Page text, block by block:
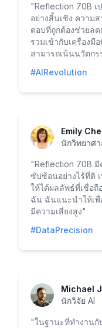
"Reflection 70B
อย่างสิ้นเชิง ความ
ตอบที่ถูกต้องช่วยลด
รวมเข้ากับเครื่องมื
สามารถเน้นนวัตก
#AIRevolution
Emily
นักวิทยาศ
"Reflection 70B
ซับซ้อนอย่างไร้ที่ติ
ให้ได้ผลลัพธ์ที่เชื่อถื
ฉัน ฉันแนะนำให้เ
มีความเสี่ยงสูง"
#DataPrecision
Michael
นักวิจัย AI
"ในฐานะที่ทำงานกั